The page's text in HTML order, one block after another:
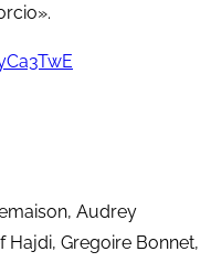
Audrey
Hajdi, Gregoire Bonnet,